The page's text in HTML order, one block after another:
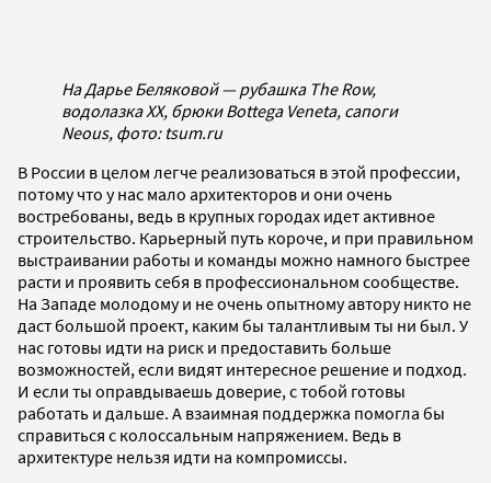
На Дарье Беляковой — рубашка The Row,
водолазка XX, брюки Bottega Veneta, cапоги
Neous, фото: tsum.ru
В России в целом легче реализоваться в этой профессии,
потому что у нас мало архитекторов и они очень
востребованы, ведь в крупных городах идет активное
строительство. Карьерный путь короче, и при правильном
выстраивании работы и команды можно намного быстрее
расти и проявить себя в профессиональном сообществе.
На Западе молодому и не очень опытному автору никто не
даст большой проект, каким бы талантливым ты ни был. У
нас готовы идти на риск и предоставить больше
возможностей, если видят интересное решение и подход.
И если ты оправдываешь доверие, с тобой готовы
работать и дальше. А взаимная поддержка помогла бы
справиться с колоссальным напряжением. Ведь в
архитектуре нельзя идти на компромиссы.